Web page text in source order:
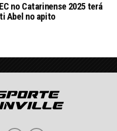
no Catarinense 2025 terá
Abel no apito